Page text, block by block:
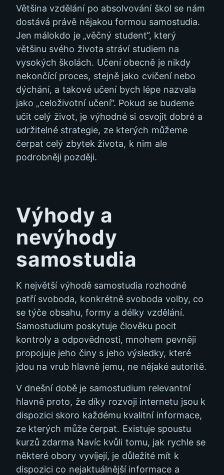
Většina vzdělání po absolvování škol se nám
dostává právě nějakou formou samostudia.
Jen málokdo je „věčný student“, který
většinu svého života stráví studiem na
vysokých školách. Učení obecně je nikdy
nekončící proces, stejně jako cvičení nebo
dýchání, a takové učení bych lépe nazvala
jako „celoživotní učení“. Pokud se budeme
učit celý život, je výhodné si osvojit dobré a
udržitelné strategie, ze kterých můžeme
čerpat celý zbytek života, k nim ale
podrobněji později.
Výhody a
nevýhody
samostudia
K největší výhodě samostudia rozhodně
patří svoboda, konkrétně svoboda volby, co
se týče obsahu, formy a délky vzdělání.
Samostudium poskytuje člověku pocit
kontroly a odpovědnosti, mnohem pevněji
propojuje jeho činy s jeho výsledky, které
jdou na vrub hlavně jemu, ne nějaké autoritě.
V dnešní době je samostudium relevantní
hlavně proto, že díky rozvoji internetu jsou k
dispozici skoro každému kvalitní informace,
ze kterých může čerpat. Existuje spoustu
kurzů zdarma Navíc kvůli tomu, jak rychle se
některé obory vyvíjejí, je důležité mít k
dispozici co nejaktuálnější informace a